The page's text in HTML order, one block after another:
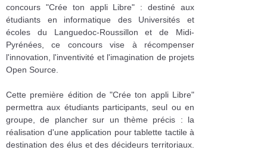
concours "Crée ton appli Libre" : destiné aux
étudiants en informatique des Universités et
écoles du Languedoc-Roussillon et de Midi-
Pyrénées, ce concours vise à récompenser
l'innovation, l'inventivité et l'imagination de projets
Open Source.
Cette première édition de "Crée ton appli Libre"
permettra aux étudiants participants, seul ou en
groupe, de plancher sur un thème précis : la
réalisation d'une application pour tablette tactile à
destination des élus et des décideurs territoriaux.